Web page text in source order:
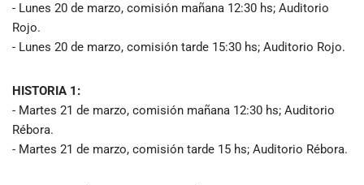
- Lunes 20 de marzo, comisión mañana 12:30 hs; Auditorio
Rojo.
- Lunes 20 de marzo, comisión tarde 15:30 hs; Auditorio Rojo.
HISTORIA 1:
- Martes 21 de marzo, comisión mañana 12:30 hs; Auditorio
Rébora.
- Martes 21 de marzo, comisión tarde 15 hs; Auditorio Rébora.